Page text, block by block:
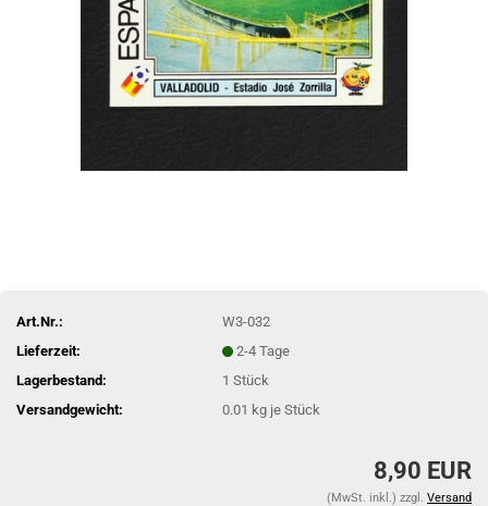
Art.Nr.:
W3-032
Lieferzeit:
2-4 Tage
Lagerbestand:
1Stück
Versandgewicht:
0.01 kg je Stück
8,90 EUR
(MwSt. inkl.) zzgl. Versand